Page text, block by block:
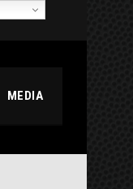
MEDIA